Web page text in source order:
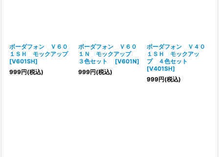
ボーダフォン Ｖ６０
１ＳＨ モックアップ
[V601SH]
999円(税込)
ボーダフォン Ｖ６０
１Ｎ モックアップ
３色セット
[V601N]
999円(税込)
ボーダフォン Ｖ４０
１ＳＨ モックアッ
プ ４色セット
[V401SH]
999円(税込)